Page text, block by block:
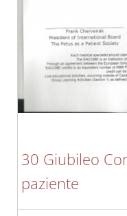
30 Giubileo
paziente